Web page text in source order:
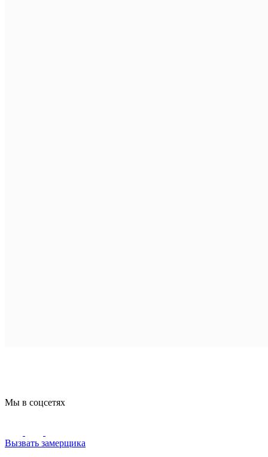
Мы в соцсетях
Вызвать замерщика